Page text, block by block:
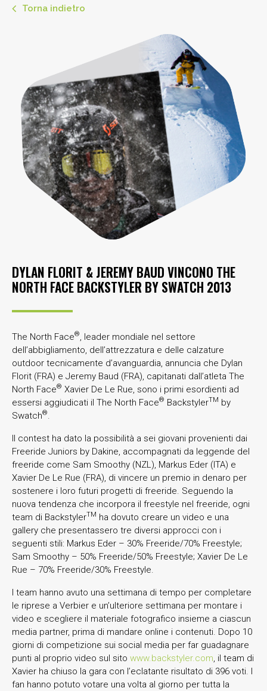
Torna indietro
DYLAN FLORIT & JEREMY BAUD VINCONO THE
NORTH FACE BACKSTYLER BY SWATCH 2013
The North Face®, leader mondiale nel settore
dell’abbigliamento, dell’attrezzatura e delle calzature
outdoor tecnicamente d’avanguardia, annuncia che Dylan
Florit (FRA) e Jeremy Baud (FRA), capitanati dall’atleta The
North Face® Xavier De Le Rue, sono i primi esordienti ad
essersi aggiudicati il The North Face® BackstylerTM by
Swatch®.
Il contest ha dato la possibilità a sei giovani provenienti dai
Freeride Juniors by Dakine, accompagnati da leggende del
freeride come Sam Smoothy (NZL), Markus Eder (ITA) e
Xavier De Le Rue (FRA), di vincere un premio in denaro per
sostenere i loro futuri progetti di freeride. Seguendo la
nuova tendenza che incorpora il freestyle nel freeride, ogni
team di BackstylerTM ha dovuto creare un video e una
gallery che presentassero tre diversi approcci con i
seguenti stili: Markus Eder – 30% Freeride/70% Freestyle;
Sam Smoothy – 50% Freeride/50% Freestyle; Xavier De Le
Rue – 70% Freeride/30% Freestyle.
I team hanno avuto una settimana di tempo per completare
le riprese a Verbier e un’ulteriore settimana per montare i
video e scegliere il materiale fotografico insieme a ciascun
media partner, prima di mandare online i contenuti. Dopo 10
giorni di competizione sui social media per far guadagnare
punti al proprio video sul sito www.backstyler.com, il team di
Xavier ha chiuso la gara con l’eclatante risultato di 396 voti. I
fan hanno potuto votare una volta al giorno per tutta la